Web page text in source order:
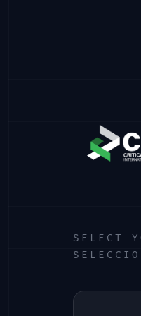
SELECT